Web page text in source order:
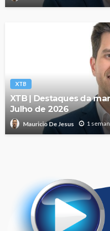
XTB
XTB | Destaques da
Julho de 2026
Mauricio De Jesus 1